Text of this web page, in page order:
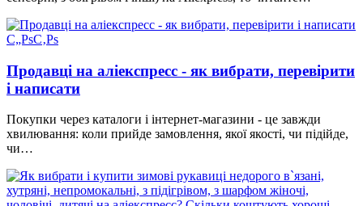
Продавці на аліекспресс - як вибрати, перевірити
і написати
Покупки через каталоги і інтернет-магазини - це завжди
хвилювання: коли прийде замовлення, якої якості, чи підійде,
чи…